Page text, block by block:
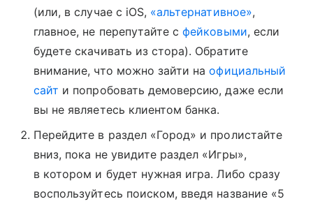
(или, в случае с iOS, «альтернативное»,
главное, не перепутайте сфейковыми, если
будете скачивать из стора). Обратите
внимание, что можно зайти наофициальный
сайт и попробовать демоверсию, даже если
вы не являетесь клиентом банка.
Перейдите в раздел «Город» и пролистайте
вниз, пока не увидите раздел «Игры»,
в котором и будет нужная игра. Либо сразу
воспользуйтесь поиском, введя название «5